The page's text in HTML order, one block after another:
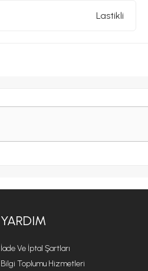
Lastikli
YARDIM
İade Ve İptal Şartları
Bilgi Toplumu Hizmetleri